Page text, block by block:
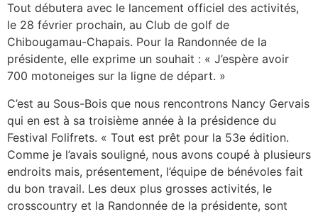
Tout débutera avec le lancement officiel des activités,
le 28 février prochain, au Club de golf de
Chibougamau-Chapais. Pour la Randonnée de la
présidente, elle exprime un souhait : « J’espère avoir
700 motoneiges sur la ligne de départ. »
C’est au Sous-Bois que nous rencontrons Nancy Gervais
qui en est à sa troisième année à la présidence du
Festival Folifrets. « Tout est prêt pour la 53e édition.
Comme je l’avais souligné, nous avons coupé à plusieurs
endroits mais, présentement, l’équipe de bénévoles fait
du bon travail. Les deux plus grosses activités, le
crosscountry et la Randonnée de la présidente, sont